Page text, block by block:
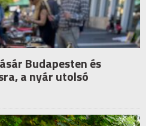
Budapesten és
a nyár utolsó